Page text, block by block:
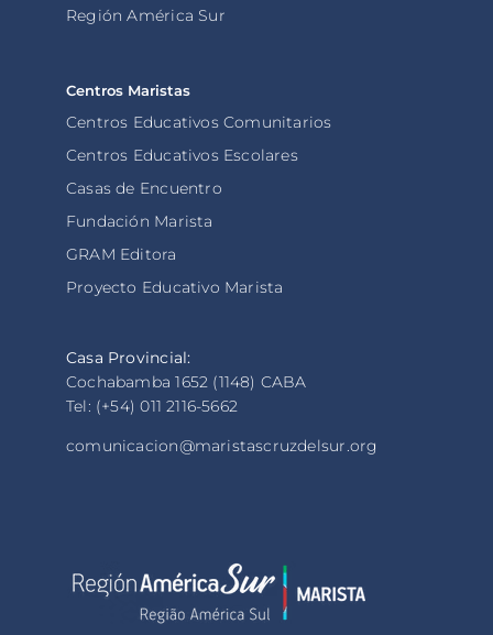
Región América Sur
Centros Maristas
Centros Educativos Comunitarios
Centros Educativos Escolares
Casas de Encuentro
Fundación Marista
GRAM Editora
Proyecto Educativo Marista
Casa Provincial:
Cochabamba 1652 (1148) CABA
Tel: (+54) 011 2116-5662
comunicacion@maristascruzdelsur.org